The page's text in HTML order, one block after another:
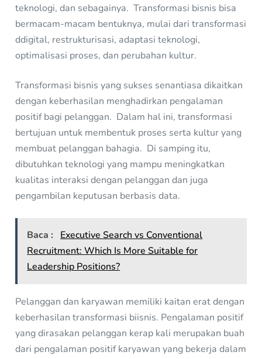
teknologi, dan sebagainya. Transformasi bisnis bisa
bermacam-macam bentuknya, mulai dari transformasi
ddigital, restrukturisasi, adaptasi teknologi,
optimalisasi proses, dan perubahan kultur.
Transformasi bisnis yang sukses senantiasa dikaitkan
dengan keberhasilan menghadirkan pengalaman
positif bagi pelanggan. Dalam hal ini, transformasi
bertujuan untuk membentuk proses serta kultur yang
membuat pelanggan bahagia. Di samping itu,
dibutuhkan teknologi yang mampu meningkatkan
kualitas interaksi dengan pelanggan dan juga
pengambilan keputusan berbasis data.
Baca : Executive Search vs Conventional
Recruitment: Which Is More Suitable for
Leadership Positions?
Pelanggan dan karyawan memiliki kaitan erat dengan
keberhasilan transformasi biisnis. Pengalaman positif
yang dirasakan pelanggan kerap kali merupakan buah
dari pengalaman positif karyawan yang bekerja dalam